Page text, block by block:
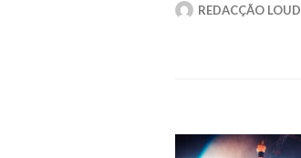
REDACÇÃO